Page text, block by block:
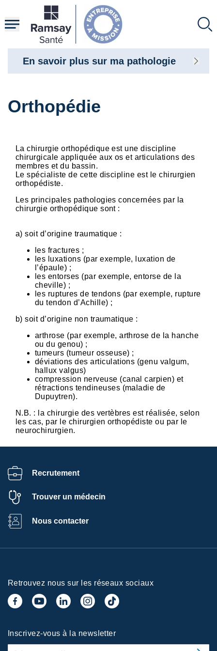
contenu
principal
Orthopédie
La chirurgie orthopédique est une discipline
chirurgicale appliquée aux os et articulations des
membres et du bassin.
Le spécialiste de cette discipline est le chirurgien
orthopédiste.
Les principales pathologies concernées par la
chirurgie orthopédique sont :
a) soit d’origine traumatique :
les fractures ;
les luxations (par exemple, luxation de
l’épaule) ;
les entorses (par exemple, entorse de la
cheville) ;
les ruptures de tendons (par exemple, rupture
du tendon d’Achille) ;
b) soit d’origine non traumatique :
arthrose (par exemple, arthrose de la hanche
ou du genou) ;
tumeurs (tumeur osseuse) ;
déviations des articulations (genu valgum,
hallux valgus)
compression nerveuse (canal carpien) et
rétractions tendineuses (maladie de
Dupuytren).
N.B. : la chirurgie des vertèbres est réalisée, selon
les cas, par le chirurgien orthopédiste ou par le
neurochirurgien.
En savoir plus sur ma pathologie
Recrutement
Trouver un médecin
Nous contacter
Retrouvez nous sur les réseaux sociaux
Inscrivez-vous à la newsletter